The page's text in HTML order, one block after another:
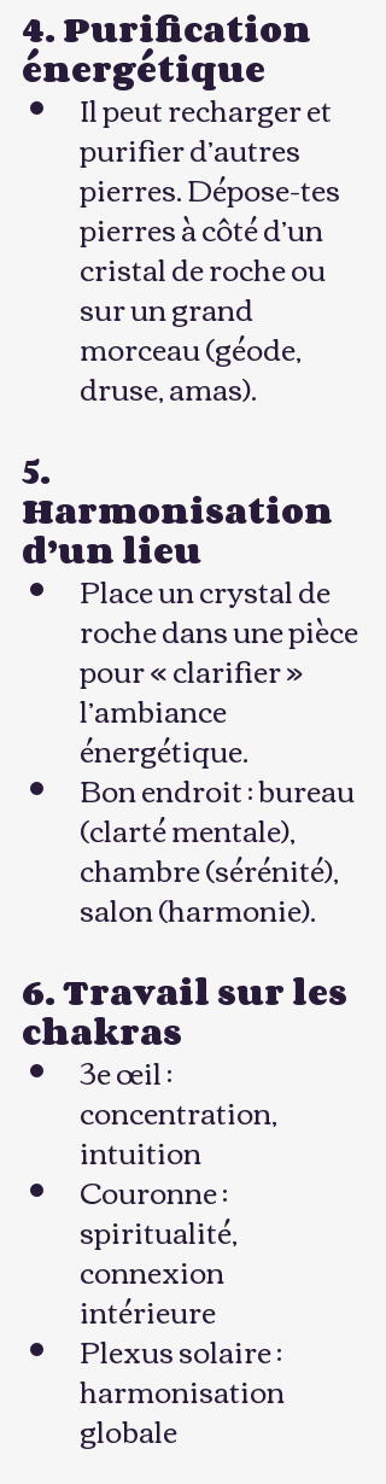
4. Purification
énergétique
Il peut recharger et
purifier d’autres
pierres. Dépose-tes
pierres à côté d’un
cristal de roche ou
sur un grand
morceau (géode,
druse, amas).
5.
Harmonisation
d’un lieu
Place un crystal de
roche dans une pièce
pour « clarifier »
l’ambiance
énergétique.
Bon endroit : bureau
(clarté mentale),
chambre (sérénité),
salon (harmonie).
6. Travail sur les
chakras
3e œil :
concentration,
intuition
Couronne :
spiritualité,
connexion
intérieure
Plexus solaire :
harmonisation
globale